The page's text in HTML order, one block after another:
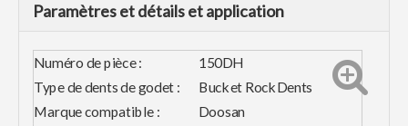
Paramètres et détails et application
Numéro de pièce :
150DH
Type de dents de godet :
Bucket RockDents
Marque compatible :
Doosan